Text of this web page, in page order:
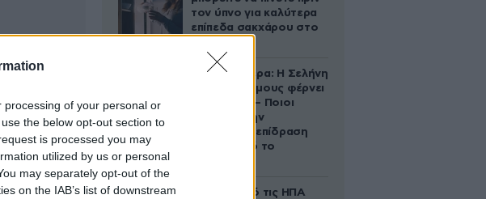
of your personal or
the below opt-out section to
is processed you may
utilized by us or personal
may separately opt-out of the
on the IAB’s list of downstream
στα
τον ύπνο για καλύτερα
επίπεδα σακχάρου στο
Ζώδια σήμερα: Η Σελήνη
στους Διδύμους φέρνει
ανατροπές – Ποιοι
δέχονται την
ευεργετική επίδραση
του Δία από το
Ζευγάρι από τις ΗΠΑ